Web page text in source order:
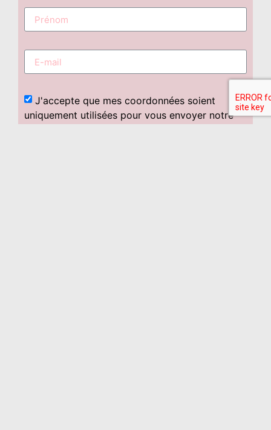
J'accepte que mes coordonnées soient
uniquement utilisées pour vous envoyer notre